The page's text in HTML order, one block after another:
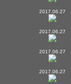
2017.06.27
2017.06.27
2017.06.27
2017.06.27